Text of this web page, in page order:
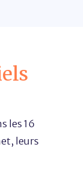
les 16
leurs